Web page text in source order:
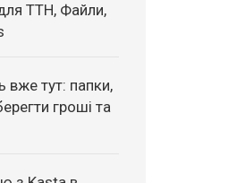
ТТН, Файли,
вже тут: папки,
гроші та